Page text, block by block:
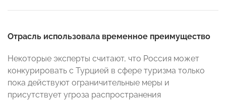
Отрасль использовала временное преимущество
Некоторые эксперты считают, что Россия может
конкурировать с Турцией в сфере туризма только
пока действуют ограничительные меры и
присутствует угроза распространения